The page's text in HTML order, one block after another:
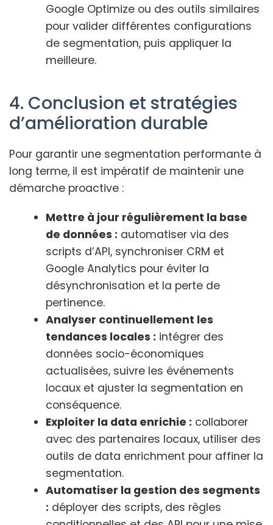
Google Optimize ou des outils similaires
pour valider différentes configurations
de segmentation, puis appliquer la
meilleure.
4. Conclusion et stratégies
d’amélioration durable
Pour garantir une segmentation performante à
long terme, il est impératif de maintenir une
démarche proactive :
Mettre à jour régulièrement la base
de données : automatiser via des
scripts d’API, synchroniser CRM et
Google Analytics pour éviter la
désynchronisation et la perte de
pertinence.
Analyser continuellement les
tendances locales : intégrer des
données socio-économiques
actualisées, suivre les événements
locaux et ajuster la segmentation en
conséquence.
Exploiter la data enrichie : collaborer
avec des partenaires locaux, utiliser des
outils de data enrichment pour affiner la
segmentation.
Automatiser la gestion des segments
: déployer des scripts, des règles